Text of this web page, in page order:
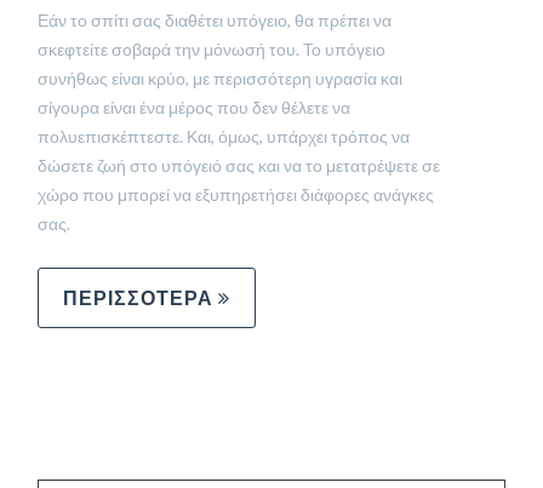
Εάν το σπίτι σας διαθέτει υπόγειο, θα πρέπει να
σκεφτείτε σοβαρά την μόνωσή του. Το υπόγειο
συνήθως είναι κρύο, με περισσότερη υγρασία και
σίγουρα είναι ένα μέρος που δεν θέλετε να
πολυεπισκέπτεστε. Και, όμως, υπάρχει τρόπος να
δώσετε ζωή στο υπόγειό σας και να το μετατρέψετε σε
χώρο που μπορεί να εξυπηρετήσει διάφορες ανάγκες
σας.
ΠΕΡΙΣΣΟΤΕΡΑ